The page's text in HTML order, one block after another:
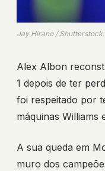
Jay Hirano /
Alex Albon
1 depois de ter
foi respeitado por
máquinas Williams
A sua queda em
muro dos